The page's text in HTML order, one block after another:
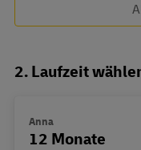
2. Laufzeit
Anna
12 Monate